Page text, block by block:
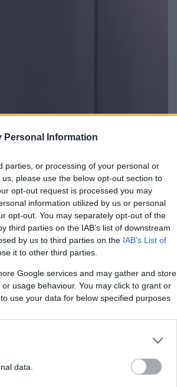
Personal Information
parties, or processing of your personal or
please use the below opt-out section to
opt-out request is processed you may
information utilized by us or personal
opt-out. You may separately opt-out of the
third parties on the IAB’s list of downstream
by us to third parties on the IAB’s List of
it to other third parties.
Google services and may gather and store
usage behaviour. You may click to grant or
use your data for below specified purposes
data.